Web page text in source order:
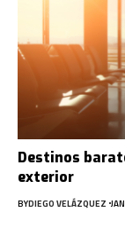
Destinos
exterior
BYDIEGO VELÁZQUEZ